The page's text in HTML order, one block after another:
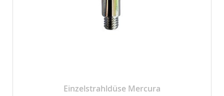
Einzelstrahldüse Mercura